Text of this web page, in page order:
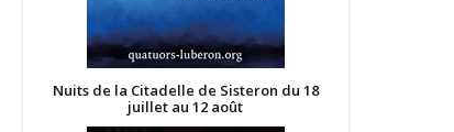
Nuits de la Citadelle de Sisteron du 18
juillet au 12 août